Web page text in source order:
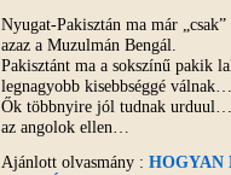
Nyugat-Pakisztán ma már
azaz a Muzulmán Bengál.
Pakisztánt ma a sokszínű pakik
legnagyobb kisebbséggé
​​​​​​​Ők többnyire jól tudnak
az angolok ellen…
Ajánlott olvasmány :HOGYAN